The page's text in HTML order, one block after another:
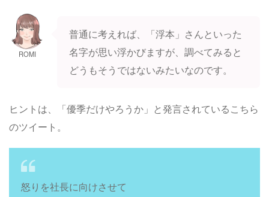
ROMI
普通に考えれば、「浮本」さんといった
名字が思い浮かびますが、調べてみると
どうもそうではないみたいなのです。
ヒントは、「優季だけやろうか」と発言されているこちら
のツイート。
怒りを社長に向けさせて